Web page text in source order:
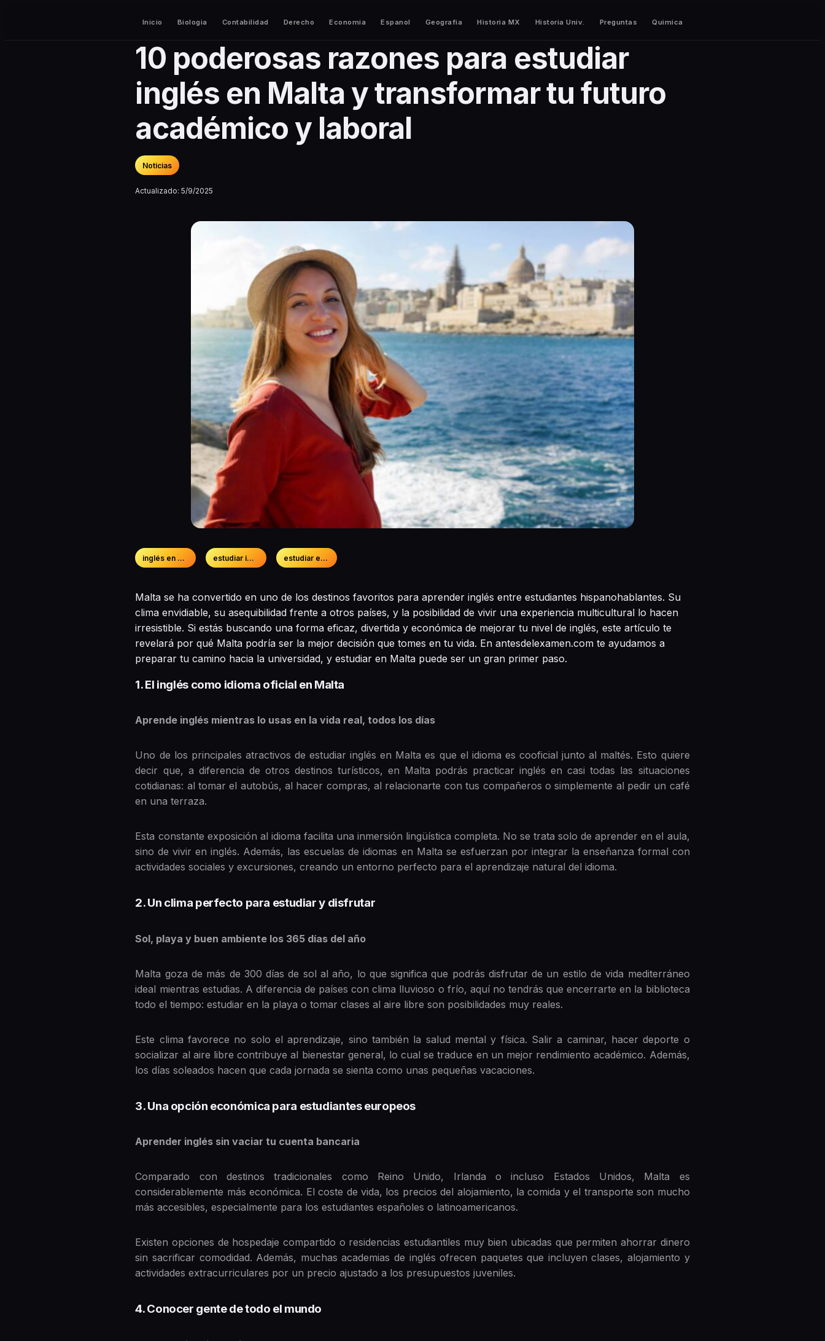
Inicio Biologia Contabilidad Derecho Economia Espanol Geografia Historia MX Historia Univ. Preguntas Quimica
10 poderosas razones para estudiar
inglés en Malta y transformar tu futuro
académico y laboral
Noticias
Actualizado:5/9/2025
inglés en malta estudiar idiomas estudiar en el extranjero
Malta se ha convertido en uno de los destinos favoritos para aprender inglés entre estudiantes hispanohablantes. Su
clima envidiable, su asequibilidad frente a otros países, y la posibilidad de vivir una experiencia multicultural lo hacen
irresistible. Si estás buscando una forma eficaz, divertida y económica de mejorar tu nivel de inglés, este artículo te
revelará por qué Malta podría ser la mejor decisión que tomes en tu vida. En antesdelexamen.com te ayudamos a
preparar tu camino hacia la universidad, y estudiar en Malta puede ser un gran primer paso.
1. El inglés como idioma oficial en Malta
Aprende inglés mientras lo usas en la vida real, todos los días
Uno de los principales atractivos de estudiar inglés en Malta es que el idioma es cooficial junto al maltés. Esto quiere
decir que, a diferencia de otros destinos turísticos, en Malta podrás practicar inglés en casi todas las situaciones
cotidianas: al tomar el autobús, al hacer compras, al relacionarte con tus compañeros o simplemente al pedir un café
en una terraza.
Esta constante exposición al idioma facilita una inmersión lingüística completa. No se trata solo de aprender en el aula,
sino de vivir en inglés. Además, las escuelas de idiomas en Malta se esfuerzan por integrar la enseñanza formal con
actividades sociales y excursiones, creando un entorno perfecto para el aprendizaje natural del idioma.
2. Un clima perfecto para estudiar y disfrutar
Sol, playa y buen ambiente los 365 días del año
Malta goza de más de 300 días de sol al año, lo que significa que podrás disfrutar de un estilo de vida mediterráneo
ideal mientras estudias. A diferencia de países con clima lluvioso o frío, aquí no tendrás que encerrarte en la biblioteca
todo el tiempo: estudiar en la playa o tomar clases al aire libre son posibilidades muy reales.
Este clima favorece no solo el aprendizaje, sino también la salud mental y física. Salir a caminar, hacer deporte o
socializar al aire libre contribuye al bienestar general, lo cual se traduce en un mejor rendimiento académico. Además,
los días soleados hacen que cada jornada se sienta como unas pequeñas vacaciones.
3. Una opción económica para estudiantes europeos
Aprender inglés sin vaciar tu cuenta bancaria
Comparado con destinos tradicionales como Reino Unido, Irlanda o incluso Estados Unidos, Malta es
considerablemente más económica. El coste de vida, los precios del alojamiento, la comida y el transporte son mucho
más accesibles, especialmente para los estudiantes españoles o latinoamericanos.
Existen opciones de hospedaje compartido o residencias estudiantiles muy bien ubicadas que permiten ahorrar dinero
sin sacrificar comodidad. Además, muchas academias de inglés ofrecen paquetes que incluyen clases, alojamiento y
actividades extracurriculares por un precio ajustado a los presupuestos juveniles.
4. Conocer gente de todo el mundo